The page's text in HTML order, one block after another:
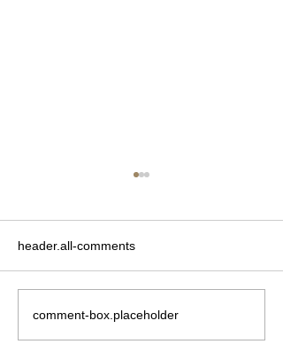
テレビ金沢「ほくりくア
イドル部 オレンジ号
header.all-comments
comment-box.placeholder